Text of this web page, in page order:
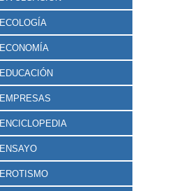
ECOLOGÍA
ECONOMÍA
EDUCACIÓN
EMPRESAS
ENCICLOPEDIA
ENSAYO
EROTISMO